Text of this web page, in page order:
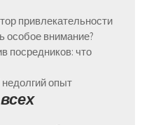
привлекательности
особое внимание?
посредников: что
опыт